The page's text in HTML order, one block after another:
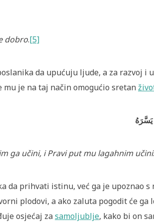
dobro.[5]
da upućuju ljude, a za razvoj i
je na taj način omogućio sretan
ga učini, i Pravi put mu lagahnim učini.
da prihvati istinu, već ga je upoznao s
plodovi, a ako zaluta pogodit će ga
osjećaj zasamoljublje, kako bi on